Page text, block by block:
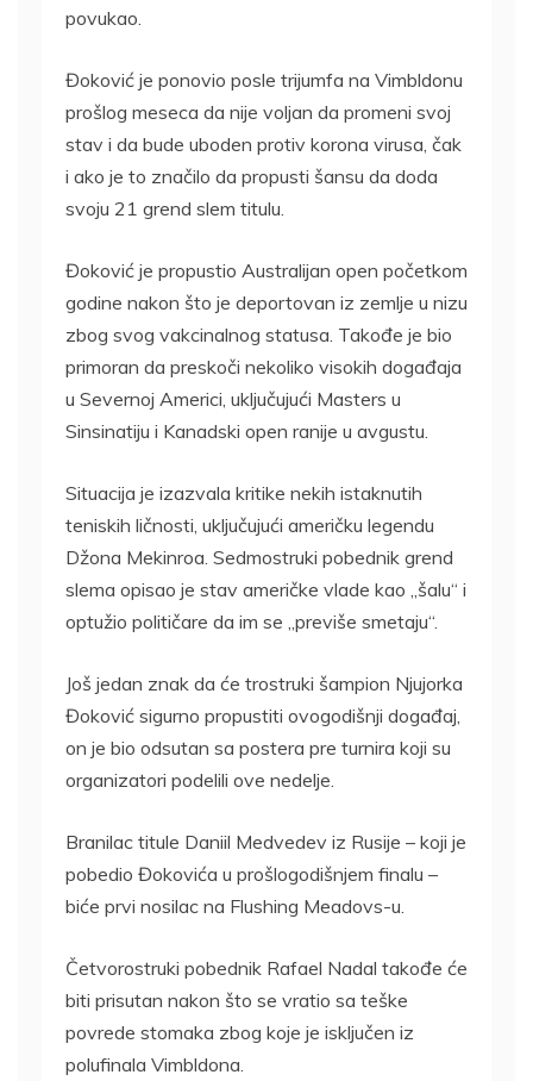
povukao.
Đoković je ponovio posle trijumfa na Vimbldonu
prošlog meseca da nije voljan da promeni svoj
stav i da bude uboden protiv korona virusa, čak
i ako je to značilo da propusti šansu da doda
svoju 21 grend slem titulu.
Đoković je propustio Australijan open početkom
godine nakon što je deportovan iz zemlje u nizu
zbog svog vakcinalnog statusa. Takođe je bio
primoran da preskoči nekoliko visokih događaja
u Severnoj Americi, uključujući Masters u
Sinsinatiju i Kanadski open ranije u avgustu.
Situacija je izazvala kritike nekih istaknutih
teniskih ličnosti, uključujući američku legendu
Džona Mekinroa. Sedmostruki pobednik grend
slema opisao je stav američke vlade kao „šalu“ i
optužio političare da im se „previše smetaju“.
Još jedan znak da će trostruki šampion Njujorka
Đoković sigurno propustiti ovogodišnji događaj,
on je bio odsutan sa postera pre turnira koji su
organizatori podelili ove nedelje.
Branilac titule Daniil Medvedev iz Rusije – koji je
pobedio Đokovića u prošlogodišnjem finalu –
biće prvi nosilac na Flushing Meadovs-u.
Četvorostruki pobednik Rafael Nadal takođe će
biti prisutan nakon što se vratio sa teške
povrede stomaka zbog koje je isključen iz
polufinala Vimbldona.